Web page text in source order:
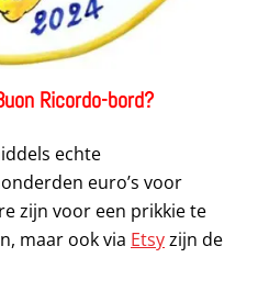
Ricordo-bord?
echte
euro’s voor
zijn voor een prikkie te
maar ook via Etsyzijn de